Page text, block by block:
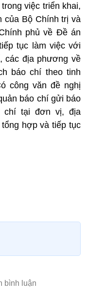
việc triển khai,
của Bộ Chính trị và
phủ về Đề án
tục làm việc với
các địa phương về
báo chí theo tinh
công văn đề nghị
báo chí gửi báo
chí tại đơn vị, địa
hợp và tiếp tục